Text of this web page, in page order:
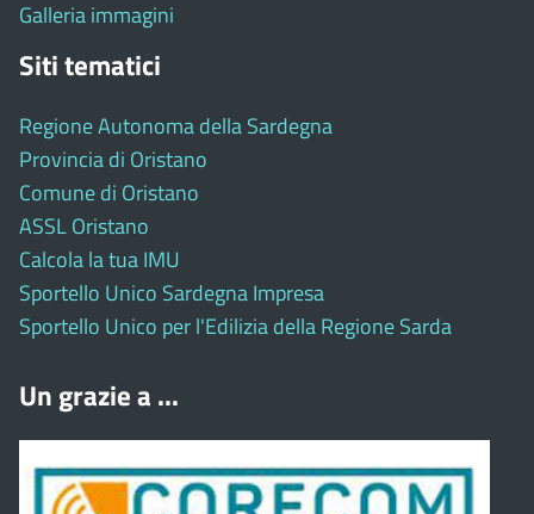
Galleria immagini
Siti tematici
Regione Autonoma della Sardegna
Provincia di Oristano
Comune di Oristano
ASSL Oristano
Calcola la tua IMU
Sportello Unico Sardegna Impresa
Sportello Unico per l'Edilizia della Regione Sarda
Un grazie a ...